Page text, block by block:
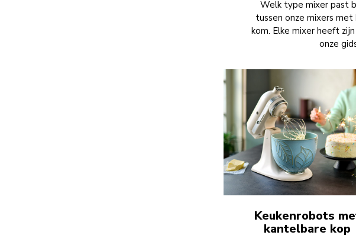
Welk type mixer past
tussen onze mixers
kom. Elke mixer heeft
onze
Keukenrobots
kantelbare kop